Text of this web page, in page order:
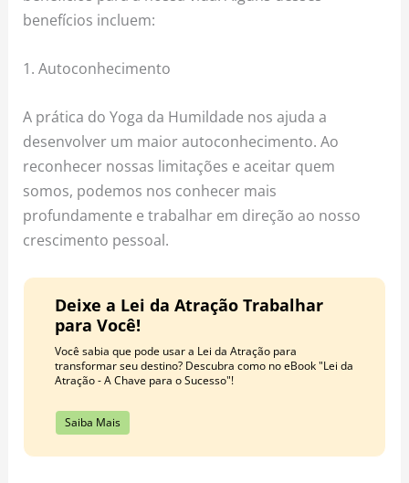
benefícios incluem:
1. Autoconhecimento
A prática do Yoga da Humildade nos ajuda a
desenvolver um maior autoconhecimento. Ao
reconhecer nossas limitações e aceitar quem
somos, podemos nos conhecer mais
profundamente e trabalhar em direção ao nosso
crescimento pessoal.
Deixe a Lei da Atração Trabalhar
para Você!
Você sabia que pode usar a Lei da Atração para
transformar seu destino? Descubra como no eBook "Lei da
Atração - A Chave para o Sucesso"!
Saiba Mais